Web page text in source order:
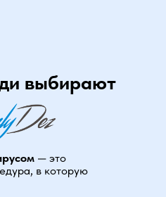
— это
в которую
выбирают